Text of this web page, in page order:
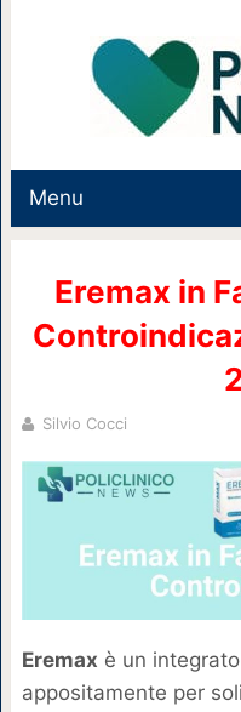
Menu
Eremax in
Silvio Cocci
Eremax è un
appositamente per